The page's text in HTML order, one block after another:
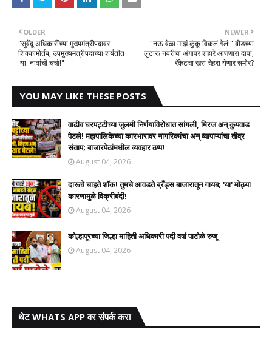
NEWER
​"नऊ वेळा माझं कुंकू विकलं गेलं!" बीडच्या
लुटारू नवरीचा अंगावर शहारे आणणारा दावा;
रॅकेटचा खरा चेहरा येणार समोर?
OLDER
"सुवेंदू अधिकारींच्या मुख्यमंत्रीपदावर
शिक्कामोर्तब; उपमुख्यमंत्रीपदाच्या शर्यतीत
'या' नावांची चर्चा!"
YOU MAY LIKE THESE POSTS
वाढीव घरपट्टीच्या जुलमी निर्णयाविरोधात सांगली, मिरज अन् कुपवाड
पेटले! महापालिकेच्या कारभारावर नागरिकांचा अन् व्यापाऱ्यांचा तीव्र
संताप; बाजारपेठांमधील व्यवहार ठप्प!​
August 04, 2026
दारूचे चाहते शॉक! तुमचे आवडते ब्रँड्स बाजारातून गायब; 'या' मोठ्या
कारणामुळे विक्रीबंदी!
August 04, 2026
कोल्हापूरच्या जिल्हा माहिती अधिकारी पदी वर्षा पाटोळे रुजू
August 04, 2026
थेट WHATS APP वर संपर्क करा